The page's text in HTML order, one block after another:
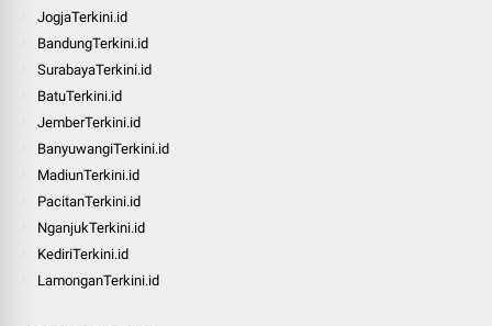
JogjaTerkini.id
BandungTerkini.id
SurabayaTerkini.id
BatuTerkini.id
JemberTerkini.id
BanyuwangiTerkini.id
MadiunTerkini.id
PacitanTerkini.id
NganjukTerkini.id
KediriTerkini.id
LamonganTerkini.id